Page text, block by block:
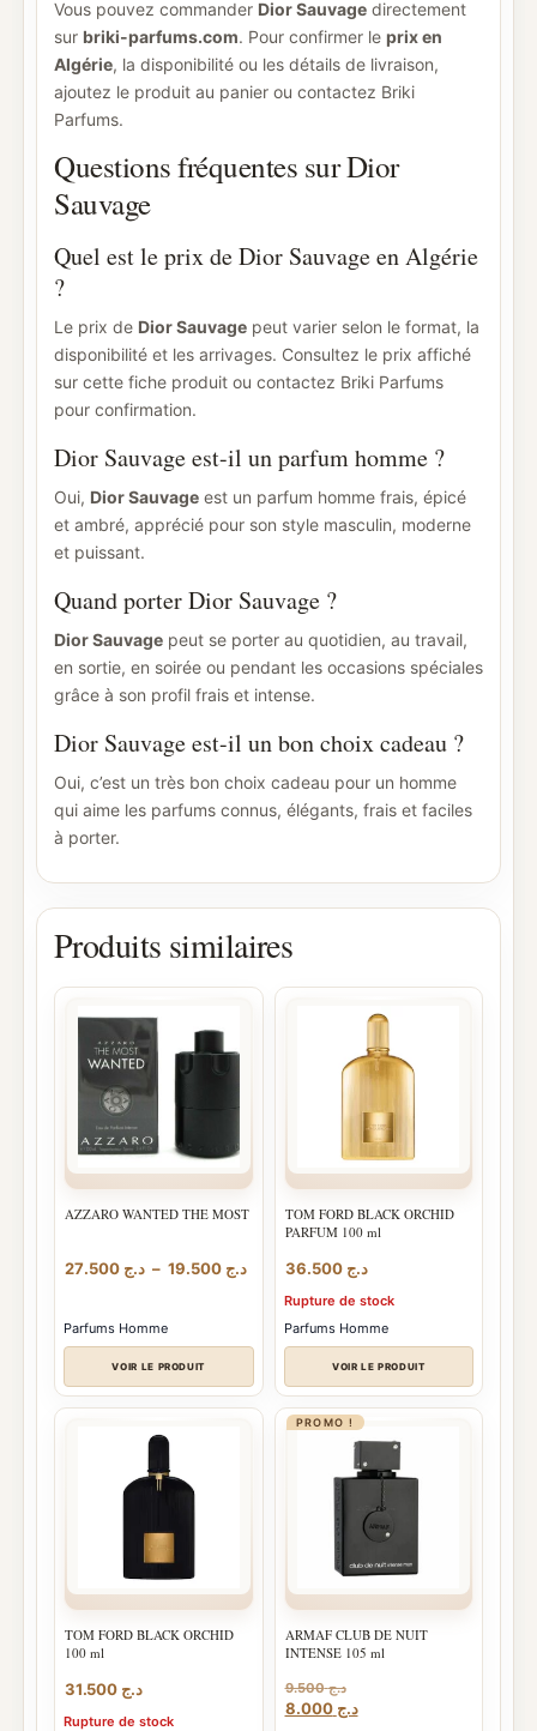
Vous pouvez commander Dior Sauvage directement
sur briki-parfums.com. Pour confirmer le prix en
Algérie, la disponibilité ou les détails de livraison,
ajoutez le produit au panier ou contactez Briki
Parfums.
Questions fréquentes sur Dior
Sauvage
Quel est le prix de Dior Sauvage en Algérie
?
Le prix de Dior Sauvage peut varier selon le format, la
disponibilité et les arrivages. Consultez le prix affiché
sur cette fiche produit ou contactez Briki Parfums
pour confirmation.
Dior Sauvage est-il un parfum homme ?
Oui, Dior Sauvage est un parfum homme frais, épicé
et ambré, apprécié pour son style masculin, moderne
et puissant.
Quand porter Dior Sauvage ?
Dior Sauvage peut se porter au quotidien, au travail,
en sortie, en soirée ou pendant les occasions spéciales
grâce à son profil frais et intense.
Dior Sauvage est-il un bon choix cadeau ?
Oui, c’est un très bon choix cadeau pour un homme
qui aime les parfums connus, élégants, frais et faciles
à porter.
Produits similaires
AZZARO WANTED THE MOST
د.ج – د.ج
Plage
د.ج 19.500
à
Parfums Homme
VOIR LE PRODUIT
TOM FORD BLACK ORCHID
PARFUM 100 ml
د.ج 36.500
Rupture de stock
Parfums Homme
VOIR LE PRODUIT
TOM FORD BLACK ORCHID
100 ml
د.ج
Rupture de stock
PROMO !
ARMAF CLUB DE NUIT
INTENSE 105 ml
د.ج9.500
Le
د.ج 8.000
Le